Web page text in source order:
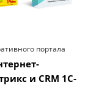
портала
и CRM 1С-